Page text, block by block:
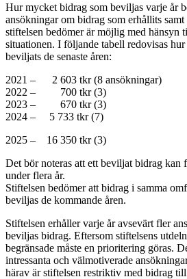
Hur mycket bidrag som beviljas varje år
ansökningar om bidrag som erhållits
stiftelsen bedömer är möjlig med hänsyn
situationen. I följande tabell redovisas
beviljats de senaste åren:
2021 – 2 603 tkr (8 ansökningar)
2022 – 700 tkr (3)
2023 – 670 tkr (3)
2024 – 5 733 tkr (7)
2025 – 16 350 tkr (3)
Det bör noteras att ett beviljat bidrag kan
under flera år.
Stiftelsen bedömer att bidrag i samma
beviljas de kommande åren.
Stiftelsen erhåller varje år avsevärt fler
beviljas bidrag. Eftersom stiftelsens
begränsade måste en prioritering göras.
intressanta och välmotiverade
härav är stiftelsen restriktiv med bidrag